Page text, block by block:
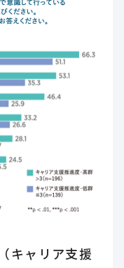
キャリア支援